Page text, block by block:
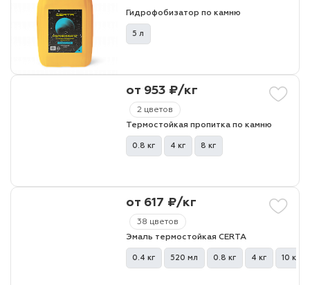
металлу
по
Гидрофобизатор по камню
5 л
2 цветов
от 953 ₽/кг
Термостойкая пропитка по камню
0.8 кг 4 кг 8 кг
38 цветов
от 617 ₽/кг
Эмаль термостойкая CERTA
0.4 кг 520 мл 0.8 кг 4 кг 10 кг